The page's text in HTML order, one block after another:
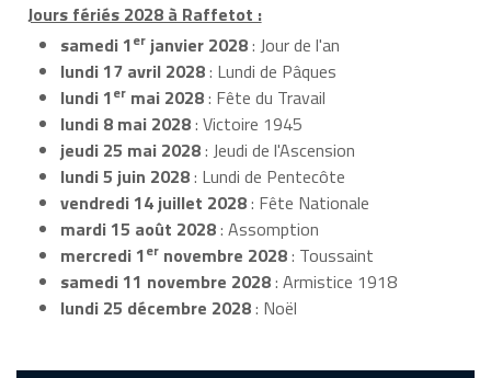
Jours fériés 2028 à Raffetot :
samedi 1er janvier 2028: Jour de l'an
lundi 17 avril 2028: Lundi de Pâques
lundi 1er mai 2028: Fête du Travail
lundi 8 mai 2028: Victoire 1945
jeudi 25 mai 2028: Jeudi de l'Ascension
lundi 5 juin 2028: Lundi de Pentecôte
vendredi 14 juillet 2028: Fête Nationale
mardi 15 août 2028: Assomption
mercredi 1er novembre 2028: Toussaint
samedi 11 novembre 2028: Armistice 1918
lundi 25 décembre 2028: Noël